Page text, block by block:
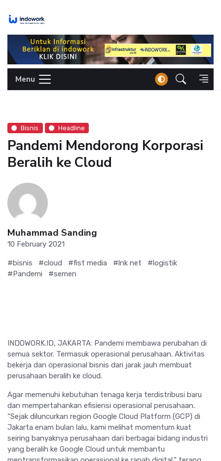
Menu
Bisnis Headline
Pandemi Mendorong Korporasi
Beralih ke Cloud
Muhammad Sanding
10 February 2021
#bisnis #cloud #fist media #lnk net
#logistik
#Pandemi
#semen
INDOWORK.ID, JAKARTA: Pandemi membawa perubahan di
semua sektor. Termasuk operasional perusahaan. Aktivitas
bekerja dan operasional bisnis dari jarak jauh membuat
perusahaan beralih ke cloud.
Agar memenuhi kebutuhan tenaga kerja terdistribusi baru
dan mempertahankan efisiensi operasional perusahaan.
“Sejak diluncurkan region Google Cloud Platform (GCP) di
Jakarta enam bulan lalu, kami melihat momentum kuat
seiring banyaknya perusahaan dari berbagai bidang industri
yang beralih ke Google Cloud untuk membantu